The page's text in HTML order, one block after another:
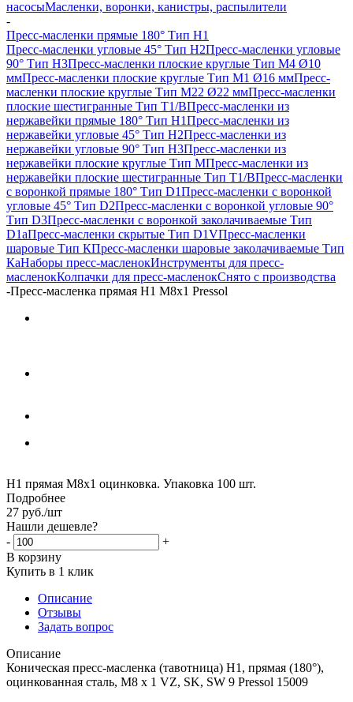
насосыМасленки, воронки, канистры, распылители
-
Пресс-масленки прямые 180° Тип H1
Пресс-масленки угловые 45° Тип H2Пресс-масленки угловые
90° Тип H3Пресс-масленки плоские круглые Тип M4 Ø10
ммПресс-масленки плоские круглые Тип M1 Ø16 ммПресс-
масленки плоские круглые Тип M22 Ø22 ммПресс-масленки
плоские шестигранные Тип T1/BПресс-масленки из
нержавейки прямые 180° Тип H1Пресс-масленки из
нержавейки угловые 45° Тип H2Пресс-масленки из
нержавейки угловые 90° Тип H3Пресс-масленки из
нержавейки плоские круглые Тип MПресс-масленки из
нержавейки плоские шестигранные Тип T1/BПресс-масленки
с воронкой прямые 180° Тип D1Пресс-масленки с воронкой
угловые 45° Тип D2Пресс-масленки с воронкой угловые 90°
Тип D3Пресс-масленки с воронкой заколачиваемые Тип
D1aПресс-масленки скрытые Тип D1VПресс-масленки
шаровые Тип КПресс-масленки шаровые заколачиваемые Тип
КaНаборы пресс-масленокИнструменты для пресс-
масленокКолпачки для пресс-масленокСнято с производства
-Пресс-масленка прямая H1 M8x1 Pressol
Н1 прямая М8х1 оцинковка. Упаковка 100 шт.
Подробнее
27 руб./шт
Нашли дешевле?
-
+
В корзину
Купить в 1 клик
Описание
Отзывы
Задать вопрос
Описание
Коническая пресс-масленка (тавотница) H1, прямая (180°),
оцинкованная сталь, M8 x 1 VZ, SK, SW 9 Pressol 15009